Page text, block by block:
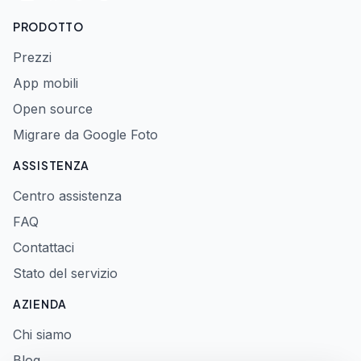
PRODOTTO
Prezzi
App mobili
Open source
Migrare da Google Foto
ASSISTENZA
Centro assistenza
FAQ
Contattaci
Stato del servizio
AZIENDA
Chi siamo